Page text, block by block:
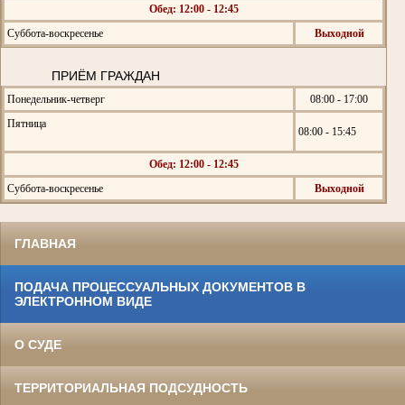
Обед: 12:00 - 12:45
Суббота-воскресенье
Выходной
ПРИЁМ ГРАЖДАН
Понедельник-четверг
08:00 - 17:00
Пятница
08:00 - 15:45
Обед: 12:00 - 12:45
Суббота-воскресенье
Выходной
ГЛАВНАЯ
ПОДАЧА ПРОЦЕССУАЛЬНЫХ ДОКУМЕНТОВ В
ЭЛЕКТРОННОМ ВИДЕ
О СУДЕ
ТЕРРИТОРИАЛЬНАЯ ПОДСУДНОСТЬ